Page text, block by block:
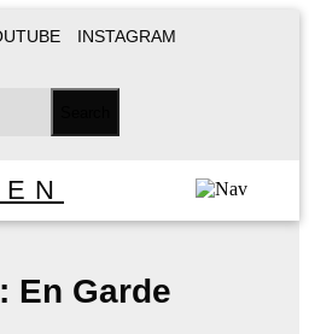
INSTAGRAM
En Garde